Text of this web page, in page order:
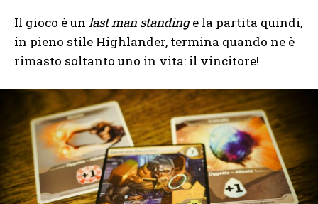
Il gioco è un last man standinge la partita quindi,
in pieno stile Highlander, termina quando ne è
rimasto soltanto uno in vita: il vincitore!